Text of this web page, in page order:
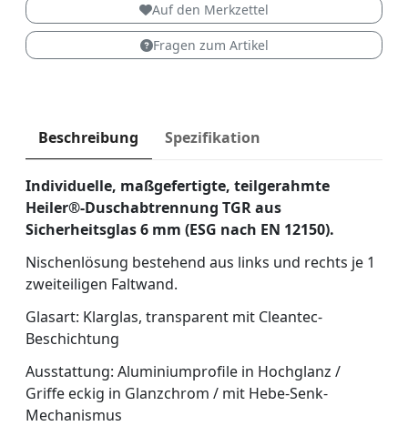
Auf den Merkzettel
Fragen zum Artikel
Beschreibung Spezifikation
Individuelle, maßgefertigte, teilgerahmte
Heiler®-Duschabtrennung TGR aus
Sicherheitsglas 6 mm (ESG nach EN 12150).
Nischenlösung bestehend aus links und rechts je 1
zweiteiligen Faltwand.
Glasart: Klarglas, transparent mit Cleantec-
Beschichtung
Ausstattung: Aluminiumprofile in Hochglanz /
Griffe eckig in Glanzchrom / mit Hebe-Senk-
Mechanismus